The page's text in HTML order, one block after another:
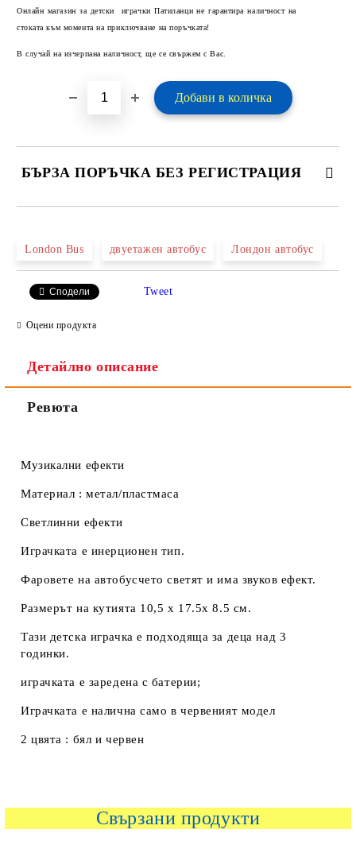
Онлайн магазин за детски играчки Патиланци не гарантира наличност на
стоката към момента на приключване на поръчката!
В случай на изчерпана наличност, ще се свържем с Вас.
БЪРЗА ПОРЪЧКА БЕЗ РЕГИСТРАЦИЯ
Ние ще се свържем с вас в рамките на работния ден.
London Bus двуетажен автобус Лондон автобус
Сподели Tweet
Оцени продукта
Детайлно описание
Ревюта
Музикални ефекти
Материал : метал/пластмаса
Светлинни ефекти
Играчката е инерционен тип.
Фаровете на автобусчето светят и има звуков ефект.
Размерът на кутията 10,5 х 17.5х 8.5 см.
Тази детска играчка е подходяща за деца над 3
годинки.
играчката е заредена с батерии;
Играчката е налична само в червеният модел
2 цвята : бял и червен
Свързани продукти